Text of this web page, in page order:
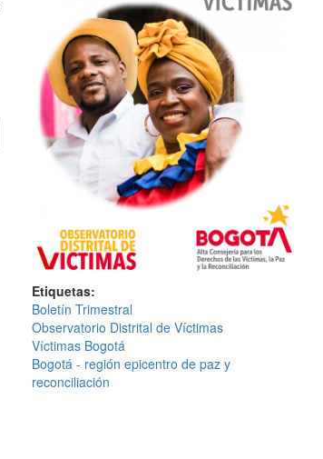
Etiquetas
Boletín Trimestral
Observatorio Distrital de Víctimas
Víctimas Bogotá
Bogotá - región epicentro de paz y
reconciliación